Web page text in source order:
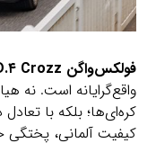
فولکس‌واگن ID.۴ Crozz
واقع‌گرایانه است. نه
کره‌ای‌ها؛ بلکه با
کیفیت آلمانی،